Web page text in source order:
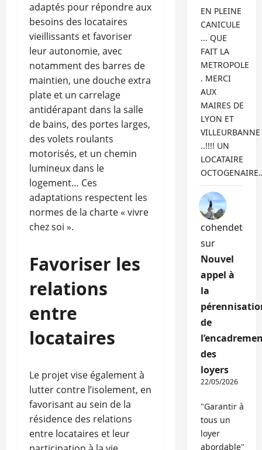
adaptés pour répondre aux
besoins des locataires
vieillissants et favoriser
leur autonomie, avec
notamment des barres de
maintien, une douche extra
plate et un carrelage
antidérapant dans la salle
de bains, des portes larges,
des volets roulants
motorisés, et un chemin
lumineux dans le
logement… Ces
adaptations respectent les
normes de la charte « vivre
chez soi ».
Favoriser les
relations
entre
locataires
Le projet vise également à
lutter contre l’isolement, en
favorisant au sein de la
résidence des relations
entre locataires et leur
EN PLEINE
CANICULE
... QUE
FAIT LA
METROPOLE
. MERCI
AUX
MAIRES DE
LYON ET
VILLEURBANNE
..!!!! UN
LOCATAIRE
cohendet
sur
Nouvel
appel à
la
de
des
loyers
22/05/2026
"Garantir à
tous un
loyer
abordable"